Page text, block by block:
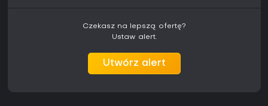
Czekasz na lepszą ofertę?
Ustaw alert.
Utwórz alert